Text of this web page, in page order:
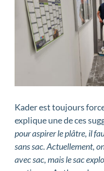
Kader est toujours
explique une de ces
pour aspirer le plâtre, il
sans sac. Actuellement,
avec sac, mais le sac